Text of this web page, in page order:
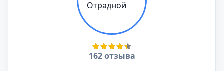
162 отзыва